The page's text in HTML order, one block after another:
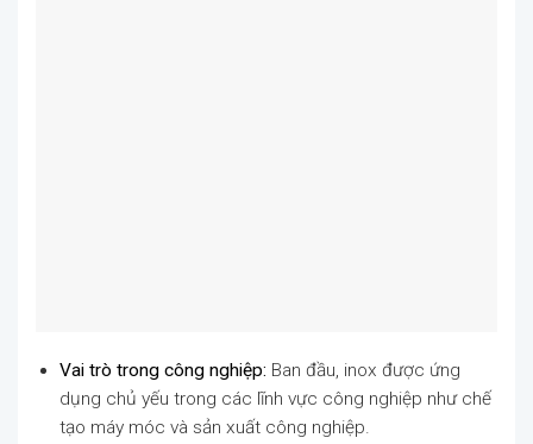
Vai trò trong công nghiệp: Ban đầu, inox được ứng
dụng chủ yếu trong các lĩnh vực công nghiệp như chế
tạo máy móc và sản xuất công nghiệp.